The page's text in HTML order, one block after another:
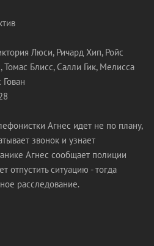
Люси, Ричард Хип, Ройс
Блисс, Салли Гик, Мелисса
Агнес идет не по плану,
звонок и узнает
Агнес сообщает полиции
отпустить ситуацию - тогда
расследование.